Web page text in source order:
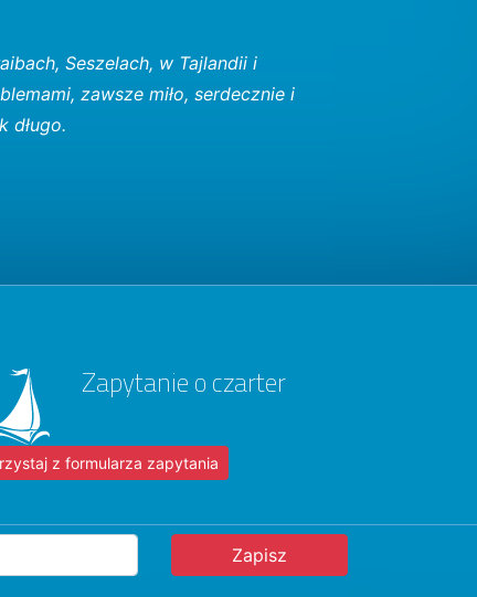
Seszelach, w Tajlandii i
zawsze miło, serdecznie i
długo.
Zapytanie o czarter
z formularza zapytania